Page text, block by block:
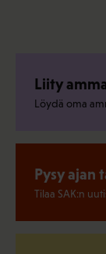
Liity
Löydä oma
Pysy ajan
Tilaa SAK:n